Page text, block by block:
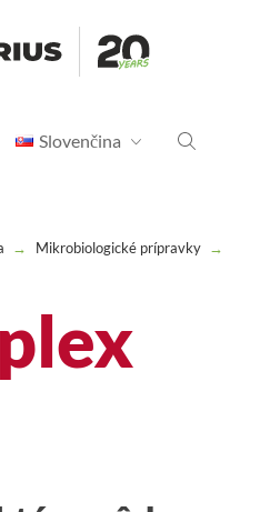
Slovenčina
→ Mikrobiologické prípravky →